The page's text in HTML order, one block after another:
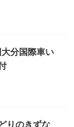
分国際車い
りのきずな